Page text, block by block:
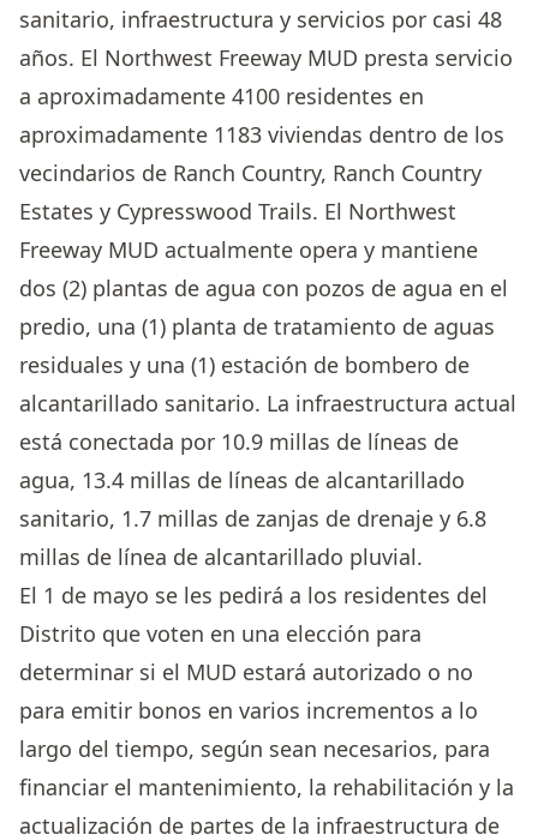
sanitario, infraestructura y servicios por casi 48
años. El Northwest Freeway MUD presta servicio
a aproximadamente 4100 residentes en
aproximadamente 1183 viviendas dentro de los
vecindarios de Ranch Country, Ranch Country
Estates y Cypresswood Trails. El Northwest
Freeway MUD actualmente opera y mantiene
dos (2) plantas de agua con pozos de agua en el
predio, una (1) planta de tratamiento de aguas
residuales y una (1) estación de bombero de
alcantarillado sanitario. La infraestructura actual
está conectada por 10.9 millas de líneas de
agua, 13.4 millas de líneas de alcantarillado
sanitario, 1.7 millas de zanjas de drenaje y 6.8
millas de línea de alcantarillado pluvial.
El 1 de mayo se les pedirá a los residentes del
Distrito que voten en una elección para
determinar si el MUD estará autorizado o no
para emitir bonos en varios incrementos a lo
largo del tiempo, según sean necesarios, para
financiar el mantenimiento, la rehabilitación y la
actualización de partes de la infraestructura de